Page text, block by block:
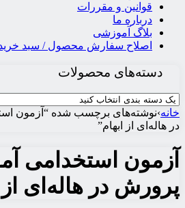
قوانین و مقررات
درباره ما
بلاگ آموزشی
اصلاح سفارش محصول / سبد
دسته‌های محصولات
خانه›نوشته‌های برچسب شده “آزمون
در هاله‌ای از ابهام”
آزمون استخدامی
پرورش در هاله‌ای از